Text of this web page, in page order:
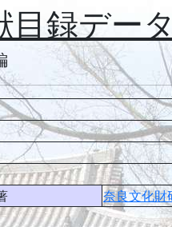
目録デー
奈良文化財